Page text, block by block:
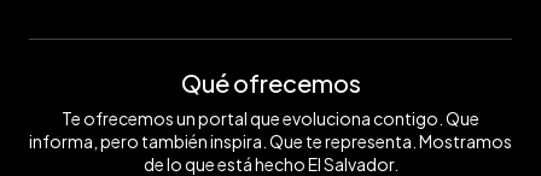
Qué ofrecemos
Te ofrecemos un portal que evoluciona contigo. Que
informa, pero también inspira. Que te representa. Mostramos
de lo que está hecho El Salvador.